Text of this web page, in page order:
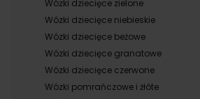
Wózki dziecięce zielone
Wózki dziecięce niebieskie
Wózki dziecięce beżowe
Wózki dziecięce granatowe
Wózki dziecięce czerwone
Wózki pomrańczowe i żłóte